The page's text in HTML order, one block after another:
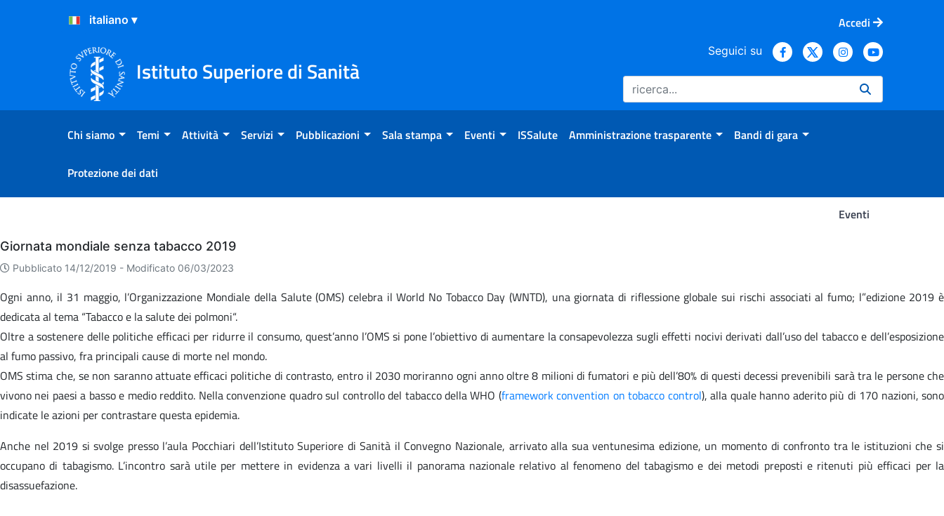
Salta al Contenuto
Salta al Footer
Accedi
Istituto Superiore di Sanità
Seguici su
Chi siamo Temi Attività Servizi Pubblicazioni Sala stampa Eventi ISSalute Amministrazione trasparente Bandi di gara
Protezione dei dati
Eventi
Eventi
Giornata mondiale senza tabacco 2019
Pubblicato 14/12/2019 - Modificato 06/03/2023
Ogni anno, il 31 maggio, l’Organizzazione Mondiale della Salute (OMS) celebra il World No Tobacco Day (WNTD), una giornata di riflessione globale sui rischi associati al fumo; l”edizione 2019 è
dedicata al tema “Tabacco e la salute dei polmoni“.
Oltre a sostenere delle politiche efficaci per ridurre il consumo, quest’anno l’OMS si pone l’obiettivo di aumentare la consapevolezza sugli effetti nocivi derivati dall’uso del tabacco e dell’esposizione
al fumo passivo, fra principali cause di morte nel mondo.
OMS stima che, se non saranno attuate efficaci politiche di contrasto, entro il 2030 moriranno ogni anno oltre 8 milioni di fumatori e più dell’80% di questi decessi prevenibili sarà tra le persone che
vivono nei paesi a basso e medio reddito. Nella convenzione quadro sul controllo del tabacco della WHO (framework convention on tobacco control), alla quale hanno aderito più di 170 nazioni, sono
indicate le azioni per contrastare questa epidemia.
Anche nel 2019 si svolge presso l’aula Pocchiari dell’Istituto Superiore di Sanità il Convegno Nazionale, arrivato alla sua ventunesima edizione, un momento di confronto tra le istituzioni che si
occupano di tabagismo. L’incontro sarà utile per mettere in evidenza a vari livelli il panorama nazionale relativo al fenomeno del tabagismo e dei metodi preposti e ritenuti più efficaci per la
disassuefazione.